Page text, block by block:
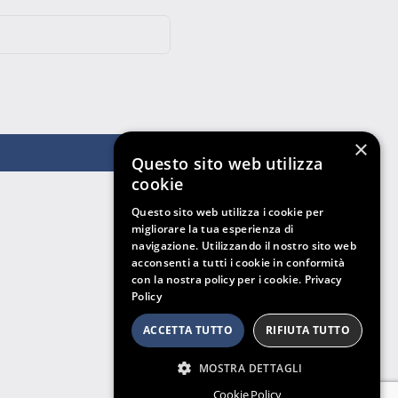
×
Questo sito web utilizza
cookie
Questo sito web utilizza i cookie per
migliorare la tua esperienza di
navigazione. Utilizzando il nostro sito web
acconsenti a tutti i cookie in conformità
con la nostra policy per i cookie. Privacy
Policy
ACCETTA TUTTO RIFIUTA TUTTO
MOSTRA DETTAGLI
Cookie Policy